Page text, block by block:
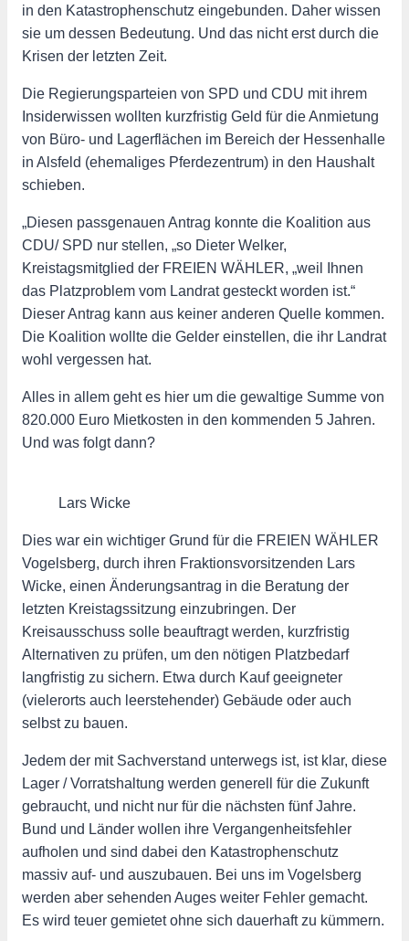
in den Katastrophenschutz eingebunden. Daher wissen
sie um dessen Bedeutung. Und das nicht erst durch die
Krisen der letzten Zeit.
Die Regierungsparteien von SPD und CDU mit ihrem
Insiderwissen wollten kurzfristig Geld für die Anmietung
von Büro- und Lagerflächen im Bereich der Hessenhalle
in Alsfeld (ehemaliges Pferdezentrum) in den Haushalt
schieben.
„Diesen passgenauen Antrag konnte die Koalition aus
CDU/ SPD nur stellen, „so Dieter Welker,
Kreistagsmitglied der FREIEN WÄHLER, „weil Ihnen
das Platzproblem vom Landrat gesteckt worden ist.“
Dieser Antrag kann aus keiner anderen Quelle kommen.
Die Koalition wollte die Gelder einstellen, die ihr Landrat
wohl vergessen hat.
Alles in allem geht es hier um die gewaltige Summe von
820.000 Euro Mietkosten in den kommenden 5 Jahren.
Und was folgt dann?
Lars Wicke
Dies war ein wichtiger Grund für die FREIEN WÄHLER
Vogelsberg, durch ihren Fraktionsvorsitzenden Lars
Wicke, einen Änderungsantrag in die Beratung der
letzten Kreistagssitzung einzubringen. Der
Kreisausschuss solle beauftragt werden, kurzfristig
Alternativen zu prüfen, um den nötigen Platzbedarf
langfristig zu sichern. Etwa durch Kauf geeigneter
(vielerorts auch leerstehender) Gebäude oder auch
selbst zu bauen.
Jedem der mit Sachverstand unterwegs ist, ist klar, diese
Lager / Vorratshaltung werden generell für die Zukunft
gebraucht, und nicht nur für die nächsten fünf Jahre.
Bund und Länder wollen ihre Vergangenheitsfehler
aufholen und sind dabei den Katastrophenschutz
massiv auf- und auszubauen. Bei uns im Vogelsberg
werden aber sehenden Auges weiter Fehler gemacht.
Es wird teuer gemietet ohne sich dauerhaft zu kümmern.